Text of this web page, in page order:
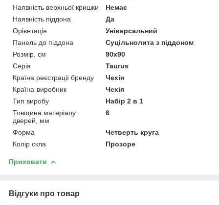
Наявність верхньої кришки
Немає
Наявність піддона
Да
Орієнтація
Універсальний
Панель до піддона
Суцільнолита з піддоном
Розмір, см
90x90
Серія
Taurus
Країна реєстрації бренду
Чехія
Країна-виробник
Чехія
Тип виробу
Набір 2 в 1
Товщина матеріалу
дверей, мм
6
Форма
Четверть круга
Колір скла
Прозоре
Приховати
Відгуки про товар